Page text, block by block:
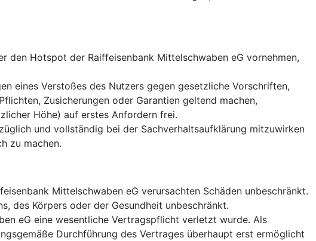
den Hotspot der Raiffeisenbank Mittelschwaben eG vornehmen,
eines Verstoßes des Nutzers gegen gesetzliche Vorschriften,
Zusicherungen oder Garantien geltend machen,
Höhe) auf erstes Anfordern frei.
und vollständig bei der Sachverhaltsaufklärung mitzuwirken
zu machen.
Mittelschwaben eG verursachten Schäden unbeschränkt.
des Körpers oder der Gesundheit unbeschränkt.
eG eine wesentliche Vertragspflicht verletzt wurde. Als
Durchführung des Vertrages überhaupt erst ermöglicht